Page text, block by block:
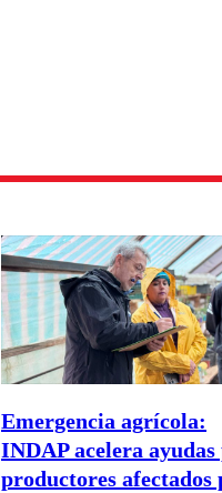
Emergencia agrícola:
INDAP acelera ayudas
productores afectados